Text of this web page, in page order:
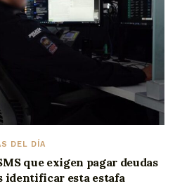
DEL DÍA
que exigen pagar deudas
identificar esta estafa